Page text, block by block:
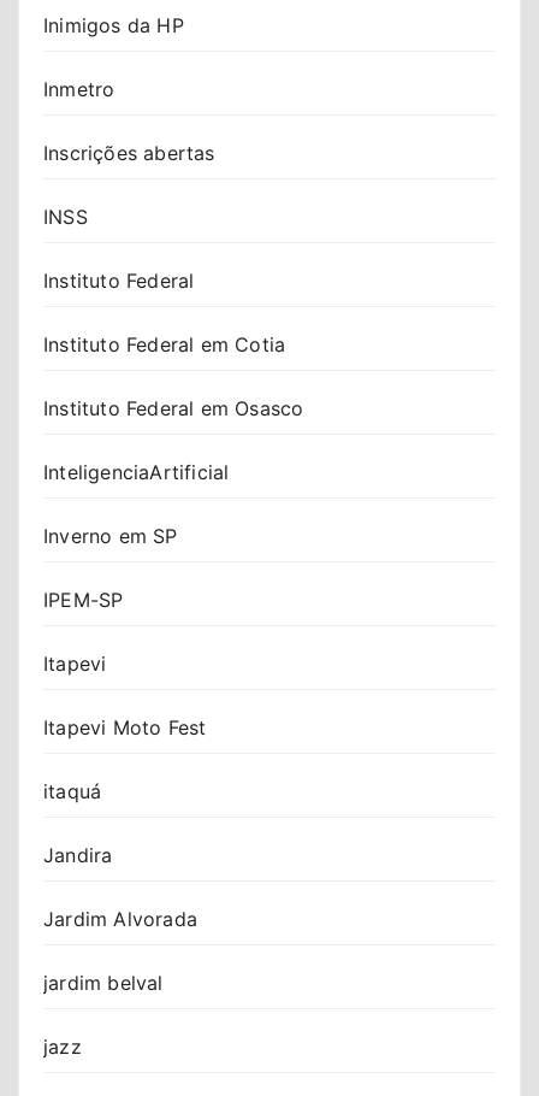
Inimigos da HP
Inmetro
Inscrições abertas
INSS
Instituto Federal
Instituto Federal em Cotia
Instituto Federal em Osasco
InteligenciaArtificial
Inverno em SP
IPEM-SP
Itapevi
Itapevi Moto Fest
itaquá
Jandira
Jardim Alvorada
jardim belval
jazz